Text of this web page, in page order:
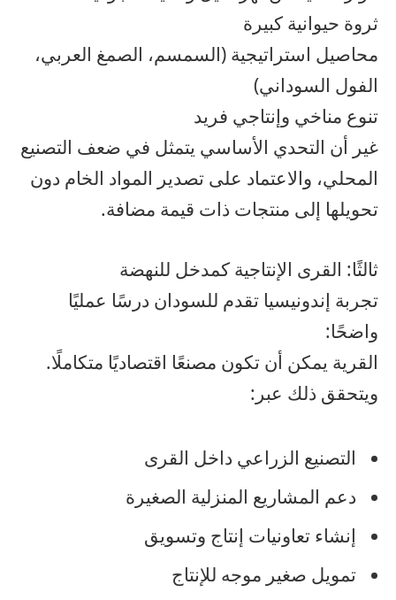
ثروة حيوانية كبيرة
محاصيل استراتيجية (السمسم، الصمغ العربي،
الفول السوداني)
تنوع مناخي وإنتاجي فريد
غير أن التحدي الأساسي يتمثل في ضعف التصنيع
المحلي، والاعتماد على تصدير المواد الخام دون
تحويلها إلى منتجات ذات قيمة مضافة.
ثالثًا: القرى الإنتاجية كمدخل للنهضة
تجربة إندونيسيا تقدم للسودان درسًا عمليًا
واضحًا:
القرية يمكن أن تكون مصنعًا اقتصاديًا متكاملًا.
ويتحقق ذلك عبر:
التصنيع الزراعي داخل القرى
دعم المشاريع المنزلية الصغيرة
إنشاء تعاونيات إنتاج وتسويق
تمويل صغير موجه للإنتاج